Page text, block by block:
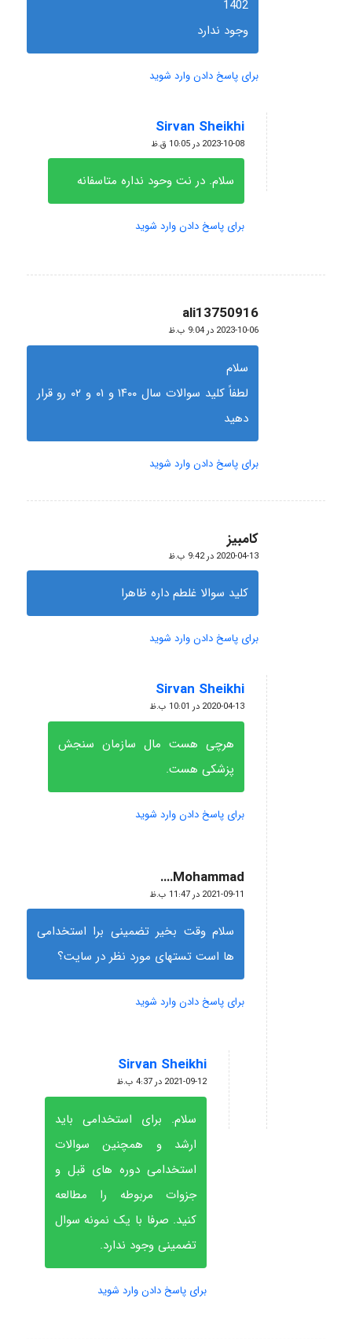
1402
وجود ندارد
برای پاسخ دادن وارد شوید
Sirvan Sheikhi
گفته:
2023-10-08 در 10:05 ق.ظ
سلام. در نت وحود نداره متاسفانه
برای پاسخ دادن وارد شوید
ali13750916
گفته:
2023-10-06 در 9:04 ب.ظ
سلام
لطفاً کلید سوالات سال ۱۴۰۰ و ۰۱ و ۰۲ رو قرار
دهید
برای پاسخ دادن وارد شوید
کامبیز
گفته:
2020-04-13 در 9:42 ب.ظ
کلید سوالا غلطم داره ظاهرا
برای پاسخ دادن وارد شوید
Sirvan Sheikhi
گفته:
2020-04-13 در 10:01 ب.ظ
هرچی هست مال سازمان سنجش
پزشکی هست.
برای پاسخ دادن وارد شوید
Mohammad....
گفته:
2021-09-11 در 11:47 ب.ظ
سلام وقت بخیر تضمینی برا استخدامی
ها است تستهای مورد نظر در سایت؟
برای پاسخ دادن وارد شوید
Sirvan Sheikhi
گفته:
2021-09-12 در 4:37 ب.ظ
سلام. برای استخدامی باید
ارشد و همچنین سوالات
استخدامی دوره های قبل و
جزوات مربوطه را مطالعه
کنید. صرفا با یک نمونه سوال
تضمینی وجود ندارد.
برای پاسخ دادن وارد شوید